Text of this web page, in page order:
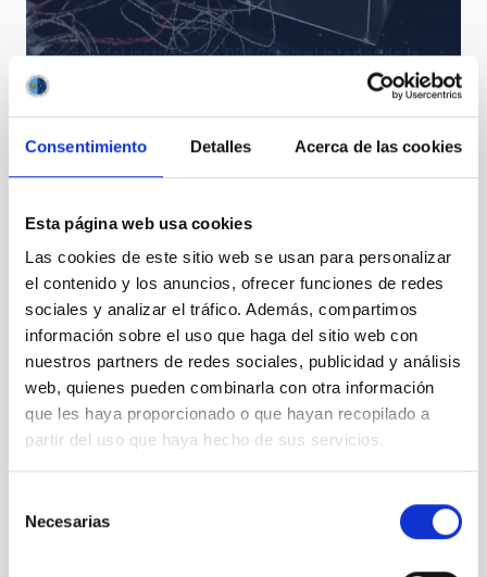
Consentimiento Detalles Acerca de las cookies
Esta página web usa cookies
Las cookies de este sitio web se usan para personalizar
el contenido y los anuncios, ofrecer funciones de redes
sociales y analizar el tráfico. Además, compartimos
información sobre el uso que haga del sitio web con
nuestros partners de redes sociales, publicidad y análisis
web, quienes pueden combinarla con otra información
que les haya proporcionado o que hayan recopilado a
partir del uso que haya hecho de sus servicios.
Necesarias
Imagen del instrumento DRAGO en el interior de la
cámara de termo-vacío
The image of the excited mesospheric Na (artificial
star) is captured by the IAC80 (OT)
Placement of the tertiary mirror tower in the GTC